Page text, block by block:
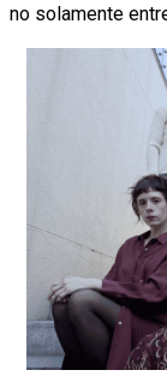
no solamente